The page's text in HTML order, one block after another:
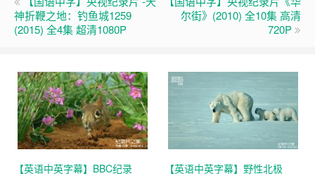
神折鞭之地：钓鱼城1259
(2015) 全4集 超清1080P
尔街》(2010) 全10集 高清
720P
【英语中英字幕】BBC纪录
【英语中英字幕】野性北极